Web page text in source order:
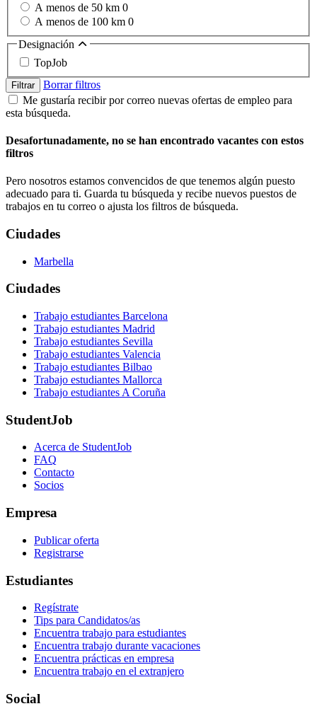
A menos de 50 km 0
A menos de 100 km 0
Designación
TopJob
Filtrar
Borrar filtros
Me gustaría recibir por correo nuevas ofertas de empleo para
esta búsqueda.
Desafortunadamente, no se han encontrado vacantes con estos
filtros
Pero nosotros estamos convencidos de que tenemos algún puesto
adecuado para ti. Guarda tu búsqueda y recibe nuevos puestos de
trabajos en tu correo o ajusta los filtros de búsqueda.
Ciudades
Marbella
Ciudades
Trabajo estudiantes Barcelona
Trabajo estudiantes Madrid
Trabajo estudiantes Sevilla
Trabajo estudiantes Valencia
Trabajo estudiantes Bilbao
Trabajo estudiantes Mallorca
Trabajo estudiantes A Coruña
StudentJob
Acerca de StudentJob
FAQ
Contacto
Socios
Empresa
Publicar oferta
Registrarse
Estudiantes
Regístrate
Tips para Candidatos/as
Encuentra trabajo para estudiantes
Encuentra trabajo durante vacaciones
Encuentra prácticas en empresa
Encuentra trabajo en el extranjero
Social